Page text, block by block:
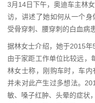
3月14日下午，奥迪车主林
访，讲述了她如何从一个
受骨穿刺、腰穿刺的白血病
据林女士介绍，她于2015年
由于家距工作单位比较远，
林女士称，刚购车时，车内
并未对此产生过多想法。
敏、嗓子红肿、头晕的症状